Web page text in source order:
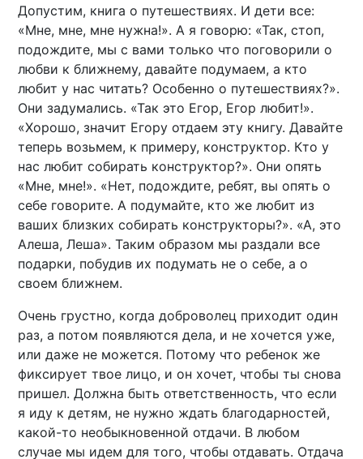
Допустим, книга о путешествиях. И дети все:
«Мне, мне, мне нужна!». А я говорю: «Так, стоп,
подождите, мы с вами только что поговорили о
любви к ближнему, давайте подумаем, а кто
любит у нас читать? Особенно о путешествиях?».
Они задумались. «Так это Егор, Егор любит!».
«Хорошо, значит Егору отдаем эту книгу. Давайте
теперь возьмем, к примеру, конструктор. Кто у
нас любит собирать конструктор?». Они опять
«Мне, мне!». «Нет, подождите, ребят, вы опять о
себе говорите. А подумайте, кто же любит из
ваших близких собирать конструкторы?». «А, это
Алеша, Леша». Таким образом мы раздали все
подарки, побудив их подумать не о себе, а о
своем ближнем.
Очень грустно, когда доброволец приходит один
раз, а потом появляются дела, и не хочется уже,
или даже не можется. Потому что ребенок же
фиксирует твое лицо, и он хочет, чтобы ты снова
пришел. Должна быть ответственность, что если
я иду к детям, не нужно ждать благодарностей,
какой-то необыкновенной отдачи. В любом
случае мы идем для того, чтобы отдавать. Отдача